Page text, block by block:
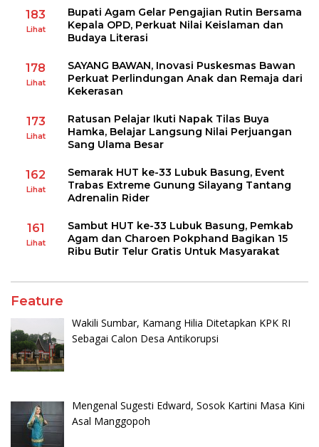
183
Lihat
Bupati Agam Gelar Pengajian Rutin Bersama
Kepala OPD, Perkuat Nilai Keislaman dan
Budaya Literasi
178
Lihat
SAYANG BAWAN, Inovasi Puskesmas Bawan
Perkuat Perlindungan Anak dan Remaja dari
Kekerasan
173
Lihat
Ratusan Pelajar Ikuti Napak Tilas Buya
Hamka, Belajar Langsung Nilai Perjuangan
Sang Ulama Besar
162
Lihat
Semarak HUT ke-33 Lubuk Basung, Event
Trabas Extreme Gunung Silayang Tantang
Adrenalin Rider
161
Lihat
Sambut HUT ke-33 Lubuk Basung, Pemkab
Agam dan Charoen Pokphand Bagikan 15
Ribu Butir Telur Gratis Untuk Masyarakat
Feature
Wakili Sumbar, Kamang Hilia Ditetapkan KPK RI
Sebagai Calon Desa Antikorupsi
Mengenal Sugesti Edward, Sosok Kartini Masa Kini
Asal Manggopoh